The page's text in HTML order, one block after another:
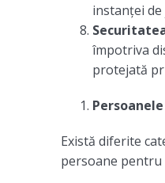
instanţei
împotriva
protejată
Există diferite
persoane pentru